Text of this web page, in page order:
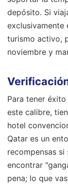
depósito. Si
exclusivamente
turismo activo,
noviembre y
Para tener
este calibre,
hotel
Qatar es un
recompensas
encontrar
pena; lo que